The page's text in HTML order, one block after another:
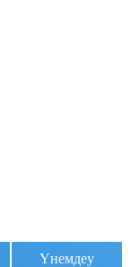
Үнемдеу